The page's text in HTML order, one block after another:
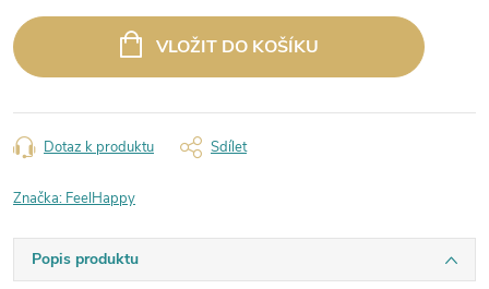
cena:
VLOŽIT DO KOŠÍKU
Dotaz k produktu Sdílet
Značka: FeelHappy
Popis produktu